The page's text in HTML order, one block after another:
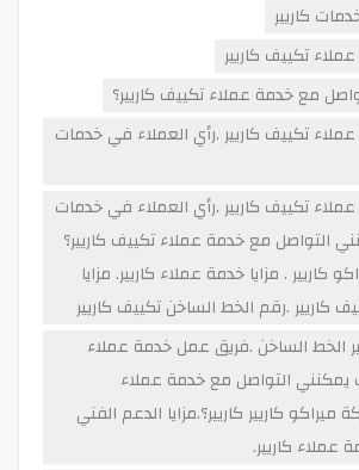
كاريير
تكييف كاريير
مع خدمة عملاء تكييف كاريير؟
تكييف كاريير .رأي العملاء في خدمات
تكييف كاريير .رأي العملاء في خدمات
التواصل مع خدمة عملاء تكييف كاريير؟
كاريير . مزايا خدمة عملاء كاريير. مزايا
كاريير .رقم الخط الساخن تكييف كاريير
الخط الساخن .فريق عمل خدمة عملاء
يمكنني التواصل مع خدمة عملاء
كاريير كاريير؟.مزايا الدعم الفني
عملاء كاريير.